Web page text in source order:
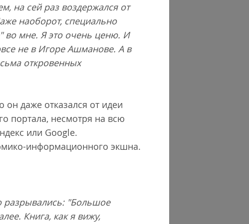
на сей раз воздержался от
наоборот, специально
во мне. Я это очень ценю. И
не в Игоре Ашманове. А в
откровенных
даже отказался от идеи
портала, несмотря на всю
или Google.
информационного экшна.
разрывались: "Большое
Книга, как я вижу,